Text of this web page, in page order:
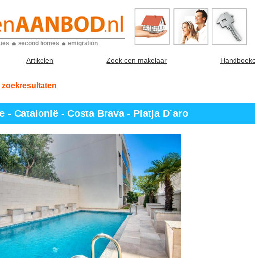
second homes emigration
Artikelen Zoek een makelaar
zoekresultaten
- Catalonië - Costa Brava - Platja D`aro